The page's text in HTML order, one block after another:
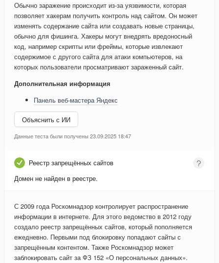
Обычно заражение происходит из-за уязвимости, которая
позволяет хакерам получить контроль над сайтом. Он может
изменять содержание сайта или создавать новые страницы,
обычно для фишинга. Хакеры могут внедрять вредоносный
код, например скрипты или фреймы, которые извлекают
содержимое с другого сайта для атаки компьютеров, на
которых пользователи просматривают зараженный сайт.
Дополнительная информация
Панель веб-мастера Яндекс
Объяснить с ИИ
Данные теста были получены 23.09.2025 18:47
Реестр запрещённых сайтов
Домен не найден в реестре.
С 2009 года Роскомнадзор контролирует распространение
информации в интернете. Для этого ведомство в 2012 году
создало реестр запрещённых сайтов, который пополняется
ежедневно. Первыми под блокировку попадают сайты с
запрещённым контентом. Также Роскомнадзор может
заблокировать сайт за ФЗ 152 «О персональных данных».